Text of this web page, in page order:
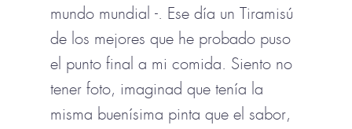
mundo mundial -. Ese día un Tiramisú
de los mejores que he probado puso
el punto final a mi comida. Siento no
tener foto, imaginad que tenía la
misma buenísima pinta que el sabor,